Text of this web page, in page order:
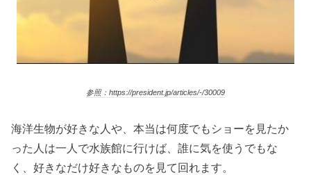
参照：https://president.jp/articles/-/30009
海洋生物が好きな人や、本当は何度でもショーを見たか
った人は一人で水族館に行けば、誰に気を使うでもな
く、好きなだけ好きなものを見て回れます。